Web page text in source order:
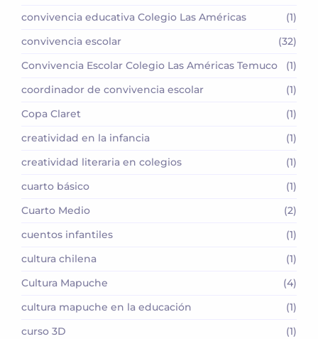
convivencia educativa Colegio Las Américas
(1)
convivencia escolar
(32)
Convivencia Escolar Colegio Las Américas Temuco
(1)
coordinador de convivencia escolar
(1)
Copa Claret
(1)
creatividad en la infancia
(1)
creatividad literaria en colegios
(1)
cuarto básico
(1)
Cuarto Medio
(2)
cuentos infantiles
(1)
cultura chilena
(1)
Cultura Mapuche
(4)
cultura mapuche en la educación
(1)
curso 3D
(1)